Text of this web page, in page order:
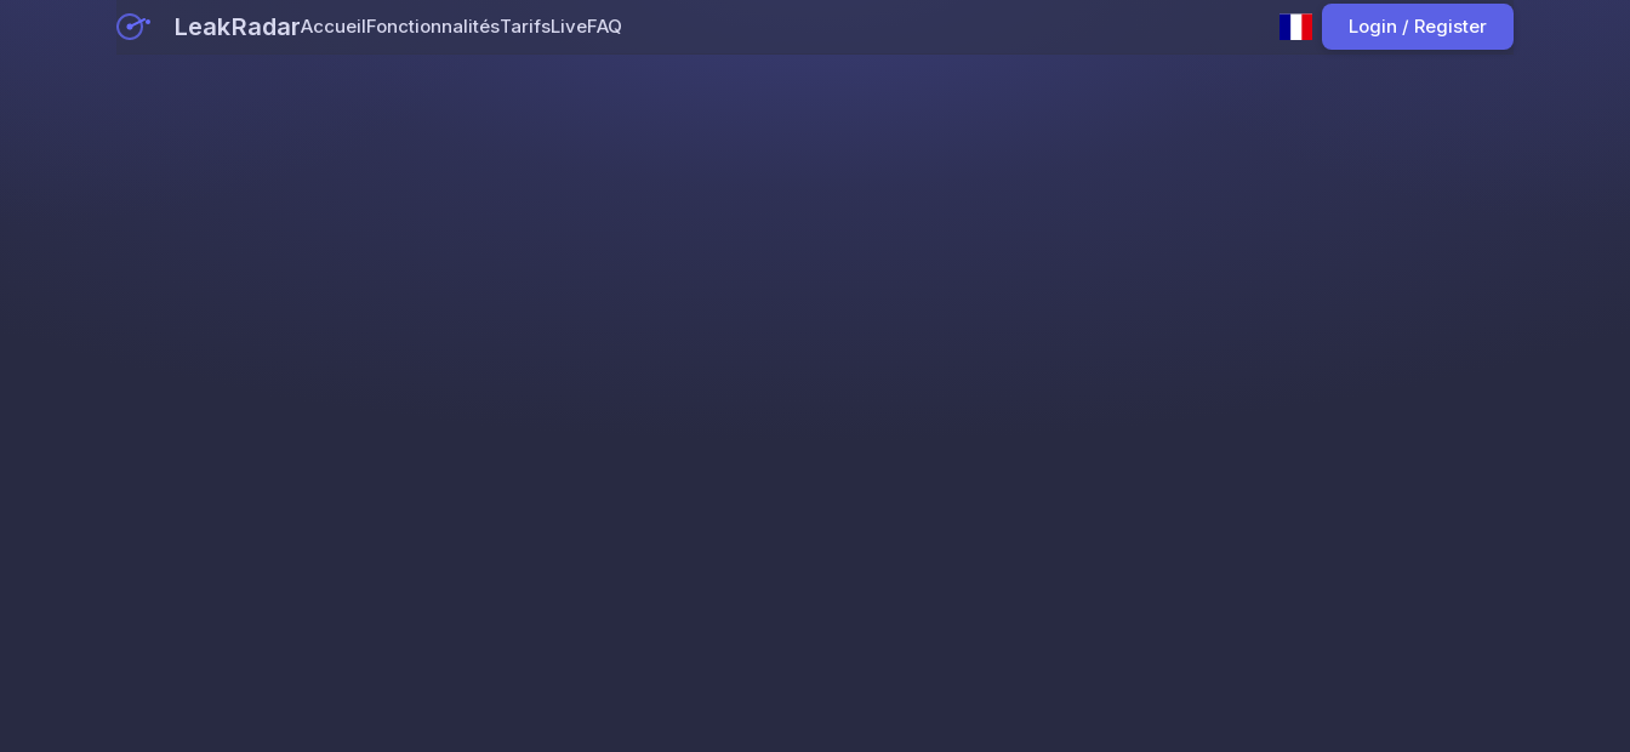
LeakRadarAccueilFonctionnalitésTarifsLiveFAQ Login / Register